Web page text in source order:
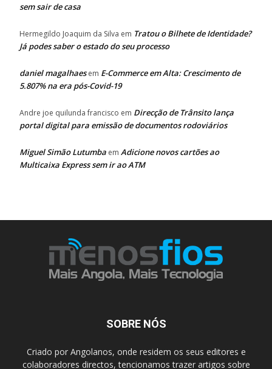
sem sair de casa
Hermegildo Joaquim da Silva em Tratou o Bilhete de Identidade?
Já podes saber o estado do seu processo
daniel magalhaesem E-Commerce em Alta: Crescimento de
5.807% na era pós-Covid-19
Andre joe quilunda francisco em Direcção de Trânsito lança
portal digital para emissão de documentos rodoviários
Miguel Simão Lutumba em Adicione novos cartões ao
Multicaixa Express sem ir ao ATM
SOBRE NÓS
Criado por Angolanos, onde residem os seus editores e
colaboradores directos, tencionamos trazer artigos sobre